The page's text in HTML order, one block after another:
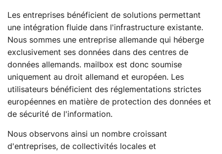
Les entreprises bénéficient de solutions permettant
une intégration fluide dans l'infrastructure existante.
Nous sommes une entreprise allemande qui héberge
exclusivement ses données dans des centres de
données allemands. mailbox est donc soumise
uniquement au droit allemand et européen. Les
utilisateurs bénéficient des réglementations strictes
européennes en matière de protection des données et
de sécurité de l'information.
Nous observons ainsi un nombre croissant
d'entreprises, de collectivités locales et